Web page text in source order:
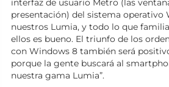
interfaz de usuario Metro (las
presentación) del sistema operativo
nuestros Lumia, y todo lo que
ellos es bueno. El triunfo de los
con Windows 8 también será
porque la gente buscará al
nuestra gama Lumia”.